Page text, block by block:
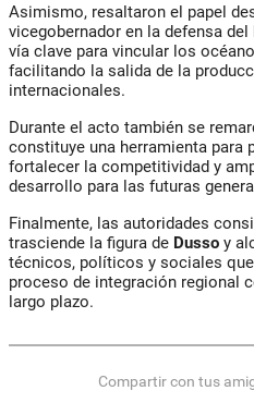
Asimismo, resaltaron el papel
vicegobernador en la defensa del
vía clave para vincular los
facilitando la salida de la
internacionales.
Durante el acto también se
constituye una herramienta para
fortalecer la competitividad y
desarrollo para las futuras
Finalmente, las autoridades
trasciende la figura de Dusso y
técnicos, políticos y sociales
proceso de integración regional
largo plazo.
Compartir con tus